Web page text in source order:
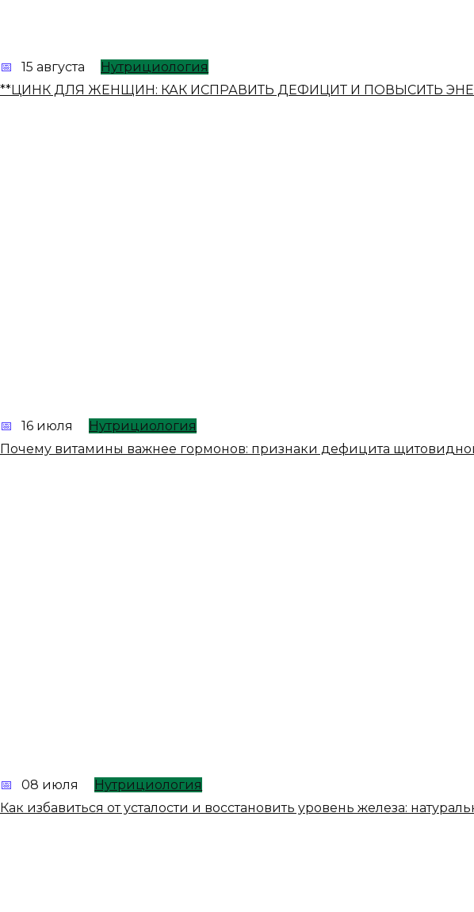
15 августа
Нутрициология
**ЦИНК ДЛЯ ЖЕНЩИН: КАК ИСПРАВИТЬ ДЕФИЦИТ И ПОВЫСИТЬ
16 июля
Нутрициология
Почему витамины важнее гормонов: признаки дефицита
08 июля
Нутрициология
Как избавиться от усталости и восстановить уровень железа: